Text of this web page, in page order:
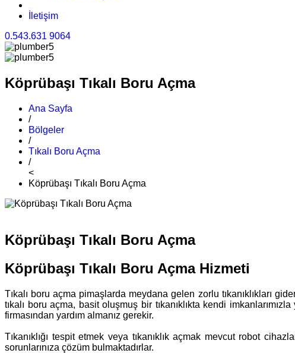
İletişim
0.543.631 9064
Köprübaşı Tıkalı Boru Açma
Ana Sayfa
/
Bölgeler
/
Tıkalı Boru Açma
/
<
Köprübaşı Tıkalı Boru Açma
Köprübaşı Tıkalı Boru Açma
Köprübaşı Tıkalı Boru Açma Hizmeti
Tıkalı boru açma pimaşlarda meydana gelen zorlu tıkanıklıkları
tıkalı boru açma, basit oluşmuş bir tıkanıklıkta kendi
firmasından yardım almanız gerekir.
Tıkanıklığı tespit etmek veya tıkanıklık açmak mevcut robot
sorunlarınıza çözüm bulmaktadırlar.